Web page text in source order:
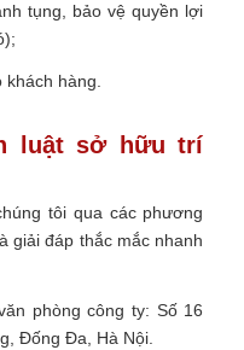
tụng, bảo vệ quyền lợi
khách hàng.
luật sở hữu trí
tôi qua các phương
giải đáp thắc mắc nhanh
phòng công ty: Số 16
Đống Đa, Hà Nội.